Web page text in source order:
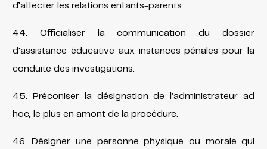
d’affecter les relations enfants-parents
44. Officialiser la communication du dossier
d’assistance éducative aux instances pénales pour la
conduite des investigations.
45. Préconiser la désignation de l’administrateur ad
hoc, le plus en amont de la procédure.
46. Désigner une personne physique ou morale qui